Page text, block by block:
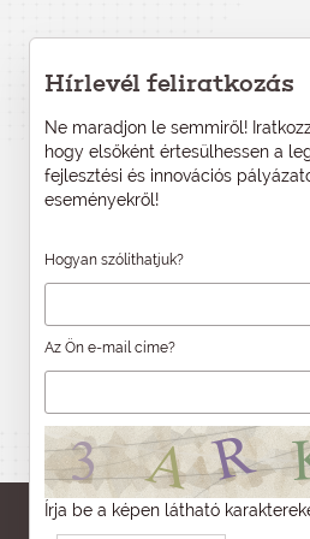
Hírlevél feliratkozás
Ne maradjon le semmiről!
hogy elsőként értesülhessen a
fejlesztési és innovációs
eseményekről!
Hogyan szólíthatjuk?
Az Ön e-mail címe?
Írja be a képen látható